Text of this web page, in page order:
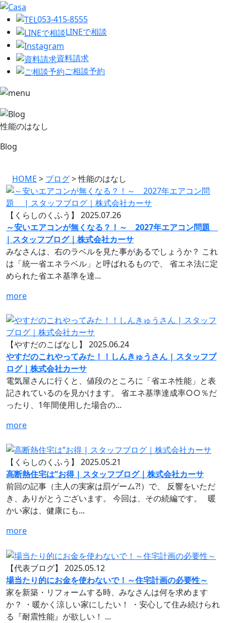
053-415-8555
LINEで相談
資料請求
ご相談予約
性能のはなし
Blog
HOME > ブログ>性能のはなし
【くらしのくふう】 2025.07.26
～安いエアコンが無くなる？！～ 2027年エアコン問題
| スタッフブログ｜株式会社カーサ
みなさんは、右のラベルを見た事があるでしょうか？ これ
は「統一省エネラベル」と呼ばれるもので、 省エネ法に定
められた省エネ基準を達...
more
【やすだのこばなし】 2025.06.24
やすだのこれやってみた！！しんきゅうさん | スタッフブ
ログ｜株式会社カーサ
電気屋さんに行くと、値段のところに「省エネ性能」と表
記されているのを見かけます。 省エネ基準達成率○○％だ
ったり、1年間使用した場合の...
more
【くらしのくふう】 2025.05.21
高断熱住宅は”お得 | スタッフブログ｜株式会社カーサ
前回の記事（主人の実家は罰ゲーム⁈）で、 反響をいただ
き、ありがとうございます。 今回は、その続編です。 暖
かい家は、健康にも...
more
【代表ブログ】 2025.05.12
場当たり的にお金を使わないで！～住宅計画の必要性～
家を新築・リフォームする時、みなさんは何を求めます
か？ ・暖かく涼しい家にしたい！ ・安心して住み続けられ
る『耐震性能』が欲しい！ ...